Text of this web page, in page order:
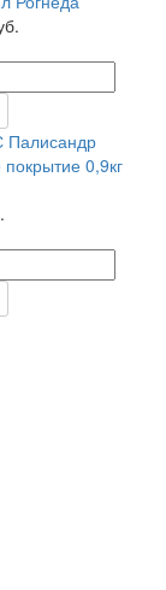
покрытие 0,9кг